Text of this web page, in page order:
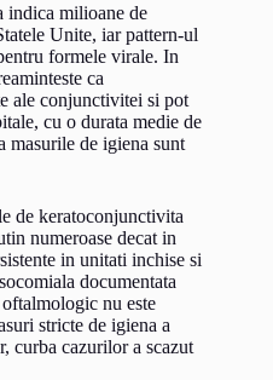
indica milioane de
Unite, iar pattern-ul
formele virale. In
ca
ale conjunctivitei si pot
cu o durata medie de
masurile de igiena sunt
de keratoconjunctivita
numeroase decat in
in unitati inchise si
documentata
nu este
stricte de igiena a
curba cazurilor a scazut